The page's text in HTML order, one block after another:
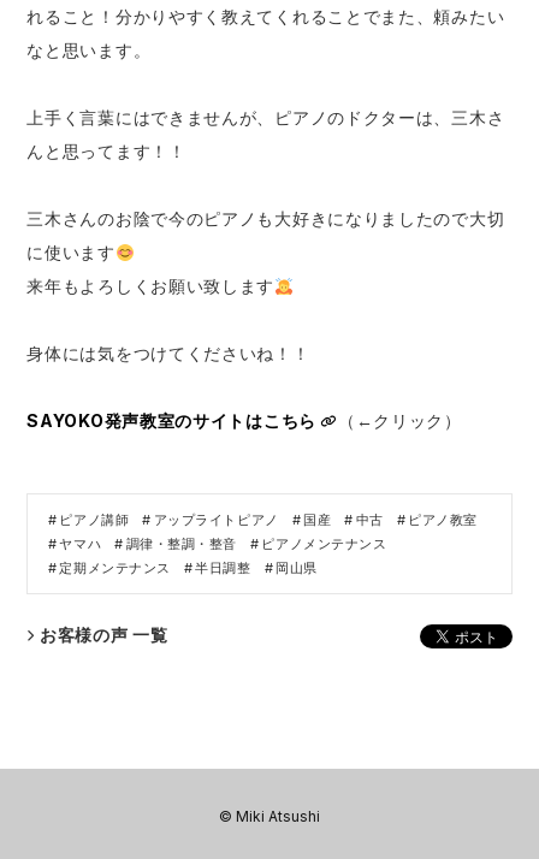
れること！分かりやすく教えてくれることでまた、頼みたい
なと思います。
上手く言葉にはできませんが、ピアノのドクターは、三木さ
んと思ってます！！
三木さんのお陰で今のピアノも大好きになりましたので大切
に使います
来年もよろしくお願い致します
身体には気をつけてくださいね！！
SAYOKO発声教室のサイトはこちら （←クリック）
ピアノ講師 アップライトピアノ 国産 中古
ピアノ教室
ヤマハ
調律・整調・整音
ピアノメンテナンス
定期メンテナンス
半日調整 岡山県
お客様の声 一覧
© Miki Atsushi